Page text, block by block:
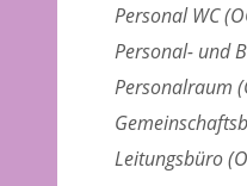
Personal WC
Personal- und
Personalraum
Leitungsbüro